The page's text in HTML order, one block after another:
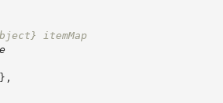
itemMap
} ,